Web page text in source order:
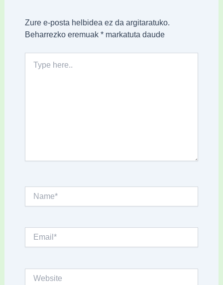
Zure e-posta helbidea ez da argitaratuko.
Beharrezko eremuak *markatuta daude
here..
Email*
Website